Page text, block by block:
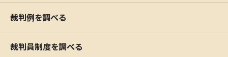
裁判例を調べる
裁判員制度を調べる